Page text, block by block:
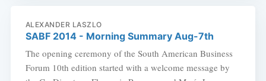
ALEXANDER LASZLO
SABF 2014 - Morning Summary Aug-7th
The opening ceremony of the South American Business
Forum 10th edition started with a welcome message by